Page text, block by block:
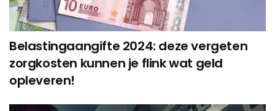
Belastingaangifte 2024: deze vergeten
zorgkosten kunnen je flink wat geld
opleveren!